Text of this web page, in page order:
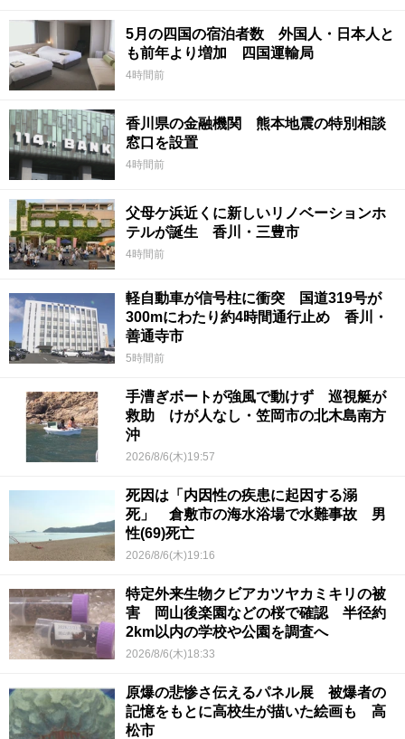
5月の四国の宿泊者数 外国人・日本人と
も前年より増加 四国運輸局
4時間前
香川県の金融機関 熊本地震の特別相談
窓口を設置
4時間前
父母ケ浜近くに新しいリノベーションホ
テルが誕生 香川・三豊市
4時間前
軽自動車が信号柱に衝突 国道319号が
300mにわたり約4時間通行止め 香川・
善通寺市
5時間前
手漕ぎボートが強風で動けず 巡視艇が
救助 けが人なし・笠岡市の北木島南方
沖
2026/8/6(木)19:57
死因は「内因性の疾患に起因する溺
死」 倉敷市の海水浴場で水難事故 男
性(69)死亡
2026/8/6(木)19:16
特定外来生物クビアカツヤカミキリの被
害 岡山後楽園などの桜で確認 半径約
2km以内の学校や公園を調査へ
2026/8/6(木)18:33
原爆の悲惨さ伝えるパネル展 被爆者の
記憶をもとに高校生が描いた絵画も 高
松市